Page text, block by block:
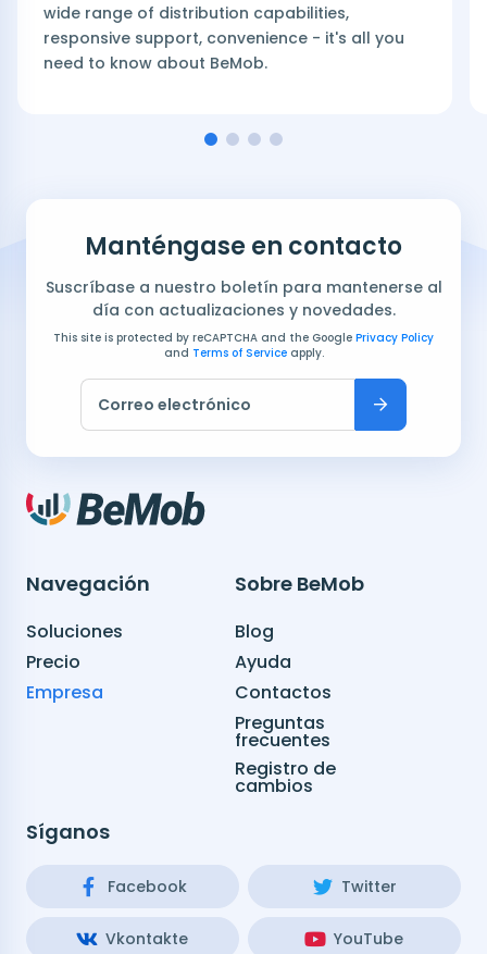
wide range of distribution capabilities,
responsive support, convenience - it's all you
need to know about BeMob.
Manténgase en contacto
Suscríbase a nuestro boletín para mantenerse al
día con actualizaciones y novedades.
This site is protected by reCAPTCHA and the Google Privacy Policy
and Terms of Serviceapply.
Correo electrónico
Navegación
Soluciones
Precio
Empresa
Sobre BeMob
Blog
Ayuda
Contactos
Preguntas
frecuentes
Registro de
cambios
Síganos
Facebook Twitter
Vkontakte YouTube